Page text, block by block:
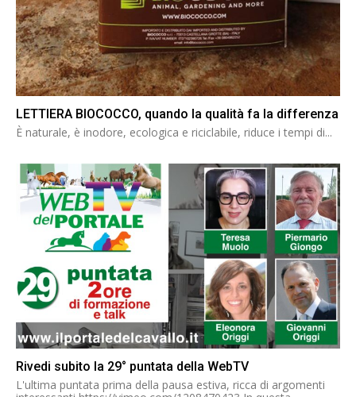
LETTIERA BIOCOCCO, quando la qualità fa la differenza
È naturale, è inodore, ecologica e riciclabile, riduce i tempi di...
Rivedi subito la 29° puntata della WebTV
L'ultima puntata prima della pausa estiva, ricca di argomenti